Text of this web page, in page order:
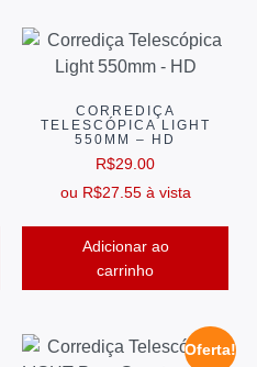
CORREDIÇA
TELESCÓPICA LIGHT
550MM – HD
R$29.00
ou R$27.55 à vista
Adicionar ao
carrinho
Oferta!